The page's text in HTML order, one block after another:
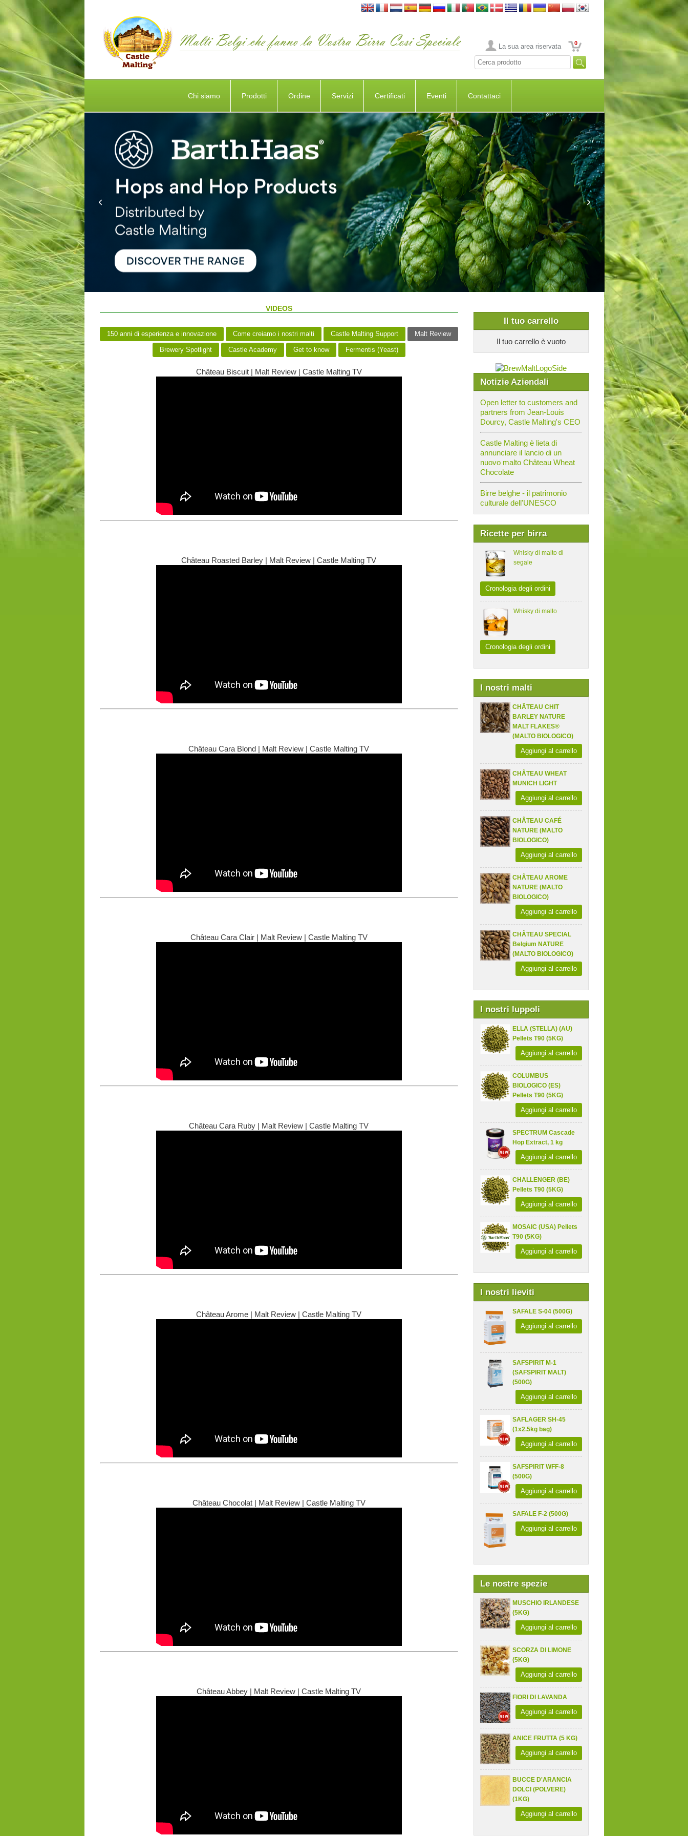
La sua area riservata 0
Chi siamo Prodotti Ordine Servizi Certificati Eventi Contattaci
Il tuo carrello
Il tuo carrello è vuoto
Notizie Aziendali
Open letter to customers and
partners from Jean-Louis
Dourcy, Castle Malting's CEO
Castle Malting è lieta di
annunciare il lancio di un
nuovo malto Château Wheat
Chocolate
Birre belghe - il patrimonio
culturale dell'UNESCO
Ricette per birra
Whisky di malto di
segale
Cronologia degli ordini
Whisky di malto
Cronologia degli ordini
I nostri malti
CHÂTEAU CHIT
BARLEY NATURE
MALT FLAKES®
(MALTO BIOLOGICO)
Aggiungi al carrello
CHÂTEAU WHEAT
MUNICH LIGHT
Aggiungi al carrello
CHÂTEAU CAFÉ
NATURE (MALTO
BIOLOGICO)
Aggiungi al carrello
CHÂTEAU AROME
NATURE (MALTO
BIOLOGICO)
Aggiungi al carrello
CHÂTEAU SPECIAL
Belgium NATURE
(MALTO BIOLOGICO)
Aggiungi al carrello
I nostri luppoli
ELLA (STELLA) (AU)
Pellets T90 (5KG)
Aggiungi al carrello
COLUMBUS
BIOLOGICO (ES)
Pellets T90 (5KG)
Aggiungi al carrello
SPECTRUM Cascade
Hop Extract, 1 kg
Aggiungi al carrello
CHALLENGER (BE)
Pellets T90 (5KG)
Aggiungi al carrello
MOSAIC (USA) Pellets
T90 (5KG)
Aggiungi al carrello
I nostri lieviti
SAFALE S-04 (500G)
Aggiungi al carrello
SAFSPIRIT M-1
(SAFSPIRIT MALT)
(500G)
Aggiungi al carrello
SAFLAGER SH-45
(1x2.5kg bag)
Aggiungi al carrello
SAFSPIRIT WFF-8
(500G)
Aggiungi al carrello
SAFALE F-2 (500G)
Aggiungi al carrello
Le nostre spezie
MUSCHIO IRLANDESE
(5KG)
Aggiungi al carrello
SCORZA DI LIMONE
(5KG)
Aggiungi al carrello
FIORI DI LAVANDA
Aggiungi al carrello
ANICE FRUTTA (5 KG)
Aggiungi al carrello
BUCCE D'ARANCIA
DOLCI (POLVERE)
(1KG)
Aggiungi al carrello
VIDEOS
150 anni di esperienza e innovazione Come creiamo i nostri malti Castle Malting Support Malt Review
Brewery Spotlight Castle Academy Get to know Fermentis (Yeast)
Château Biscuit | Malt Review | Castle Malting TV
Château Roasted Barley | Malt Review | Castle Malting TV
Château Cara Blond | Malt Review | Castle Malting TV
Château Cara Clair | Malt Review | Castle Malting TV
Château Cara Ruby | Malt Review | Castle Malting TV
Château Arome | Malt Review | Castle Malting TV
Château Chocolat | Malt Review | Castle Malting TV
Château Abbey | Malt Review | Castle Malting TV